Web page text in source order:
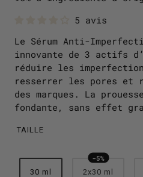
5 avis
Le Sérum Anti-
innovante de 3 actifs
réduire les
resserrer les pores et
des marques. La
fondante, sans effet
TAILLE
30 ml 2x30 ml